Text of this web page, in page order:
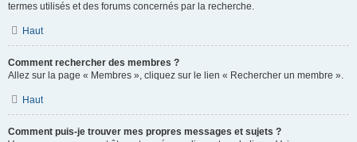
termes utilisés et des forums concernés par la recherche.
Haut
Comment rechercher des membres ?
Allez sur la page « Membres », cliquez sur le lien « Rechercher un membre ».
Haut
Comment puis-je trouver mes propres messages et sujets ?